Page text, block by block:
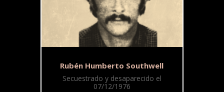
Rubén Humberto Southwell
Secuestrado y desaparecido el
07/12/1976